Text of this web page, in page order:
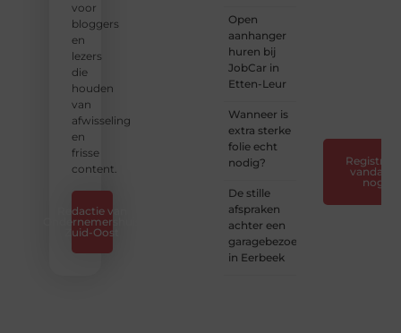
voor
bloggers
en
lezers
die
houden
van
afwisseling
en
frisse
content.
Redactie van
Ondernemershuis
Zuid-Oost
Open
aanhanger
huren bij
JobCar in
Etten-Leur
Wanneer is
extra sterke
folie echt
nodig?
De stille
afspraken
achter een
garagebezoek
in Eerbeek
Registreer
vandaag
nog